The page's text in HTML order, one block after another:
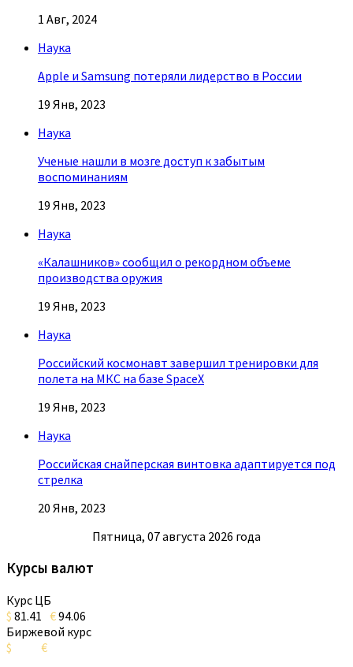
1 Авг, 2024
Наука
Apple и Samsung потеряли лидерство в России
19 Янв, 2023
Наука
Ученые нашли в мозге доступ к забытым
воспоминаниям
19 Янв, 2023
Наука
«Калашников» сообщил о рекордном объеме
производства оружия
19 Янв, 2023
Наука
Российский космонавт завершил тренировки для
полета на МКС на базе SpaceX
19 Янв, 2023
Наука
Российская снайперская винтовка адаптируется под
стрелка
20 Янв, 2023
Пятница, 07 августа 2026 года
Курсы валют
Курс ЦБ
$ 81.41 €94.06
Биржевой курс
$
€